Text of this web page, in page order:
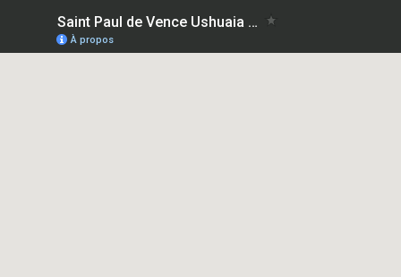
Saint Paul de Vence Ushuaia "Do it now"
À propos